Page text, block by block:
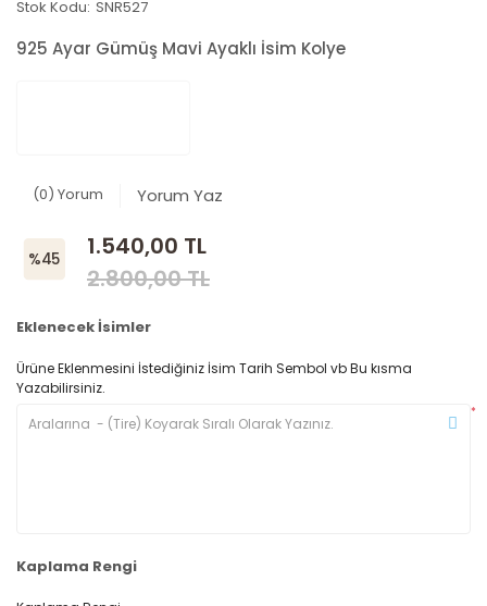
Stok Kodu: SNR527
925 Ayar Gümüş Mavi Ayaklı İsim Kolye
(0) Yorum Yorum Yaz
%45
1.540,00 TL
2.800,00 TL
Eklenecek İsimler
Ürüne Eklenmesini İstediğiniz İsim Tarih Sembol vb Bu kısma
Yazabilirsiniz.
*
Kaplama Rengi